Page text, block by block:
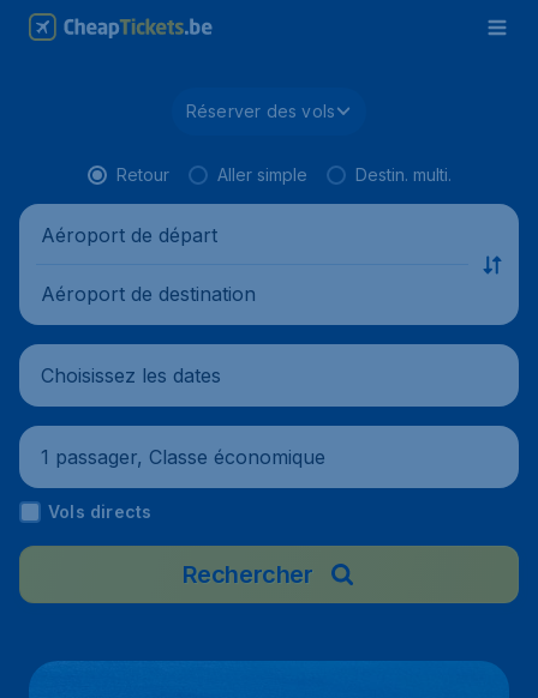
Réserver des vols
Retour Aller simple Destin. multi.
Aéroport de départ
Aéroport de destination
Choisissez les dates
1 passager, Classe économique
Vols directs
Rechercher